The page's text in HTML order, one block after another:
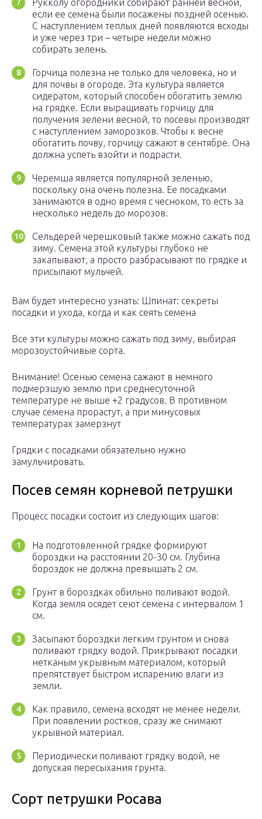
Рукколу огородники собирают ранней весной,
если ее семена были посажены поздней осенью.
С наступлением теплых дней появляются всходы
и уже через три – четыре недели можно
собирать зелень.
Горчица полезна не только для человека, но и
для почвы в огороде. Эта культура является
сидератом, который способен обогатить землю
на грядке. Если выращивать горчицу для
получения зелени весной, то посевы производят
с наступлением заморозков. Чтобы к весне
обогатить почву, горчицу сажают в сентябре. Она
должна успеть взойти и подрасти.
Черемша является популярной зеленью,
поскольку она очень полезна. Ее посадками
занимаются в одно время с чесноком, то есть за
несколько недель до морозов.
Сельдерей черешковый также можно сажать под
зиму. Семена этой культуры глубоко не
закапывают, а просто разбрасывают по грядке и
присыпают мульчей.
Вам будет интересно узнать: Шпинат: секреты
посадки и ухода, когда и как сеять семена
Все эти культуры можно сажать под зиму, выбирая
морозоустойчивые сорта.
Внимание! Осенью семена сажают в немного
подмерзшую землю при среднесуточной
температуре не выше +2 градусов. В противном
случае семена прорастут, а при минусовых
температурах замерзнут
Грядки с посадками обязательно нужно
замульчировать.
Посев семян корневой петрушки
Процесс посадки состоит из следующих шагов:
На подготовленной грядке формируют
бороздки на расстоянии 20-30 см. Глубина
бороздок не должна превышать 2 см.
Грунт в бороздках обильно поливают водой.
Когда земля осядет сеют семена с интервалом 1
см.
Засыпают бороздки легким грунтом и снова
поливают грядку водой. Прикрывают посадки
нетканым укрывным материалом, который
препятствует быстром испарению влаги из
земли.
Как правило, семена всходят не менее недели.
При появлении ростков, сразу же снимают
укрывной материал.
Периодически поливают грядку водой, не
допуская пересыхания грунта.
Сорт петрушки Росава